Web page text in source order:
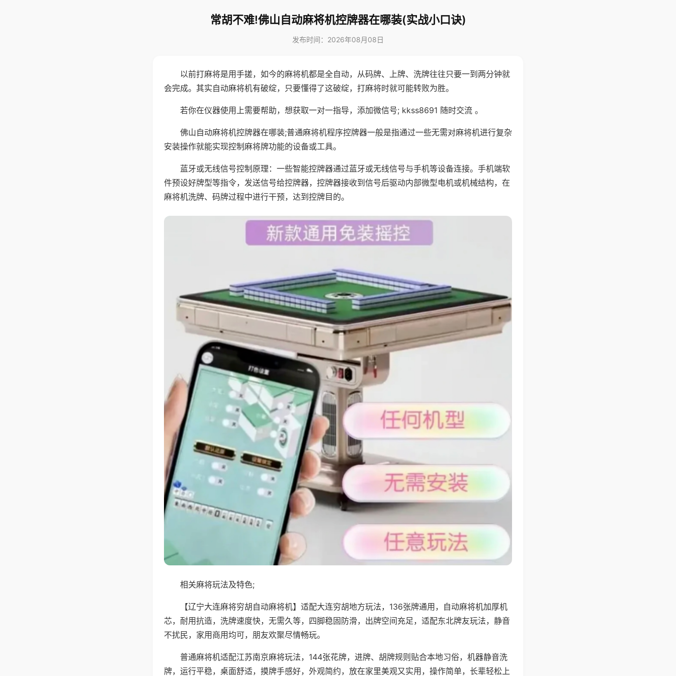
常胡不难!佛山自动麻将机控牌器在哪装(实战小口诀)
发布时间：2026年08月08日
以前打麻将是用手搓，如今的麻将机都是全自动，从码牌、上牌、洗牌往往只要一到两分钟就
会完成。其实自动麻将机有破绽，只要懂得了这破绽，打麻将时就可能转败为胜。
若你在仪器使用上需要帮助，想获取一对一指导，添加微信号; kkss8691 随时交流 。
佛山自动麻将机控牌器在哪装;普通麻将机程序控牌器一般是指通过一些无需对麻将机进行复杂
安装操作就能实现控制麻将牌功能的设备或工具。
蓝牙或无线信号控制原理：一些智能控牌器通过蓝牙或无线信号与手机等设备连接。手机端软
件预设好牌型等指令，发送信号给控牌器，控牌器接收到信号后驱动内部微型电机或机械结构，在
麻将机洗牌、码牌过程中进行干预，达到控牌目的。
相关麻将玩法及特色;
【辽宁大连麻将穷胡自动麻将机】适配大连穷胡地方玩法，136张牌通用，自动麻将机加厚机
芯，耐用抗造，洗牌速度快，无需久等，四脚稳固防滑，出牌空间充足，适配东北牌友玩法，静音
不扰民，家用商用均可，朋友欢聚尽情畅玩。
普通麻将机适配江苏南京麻将玩法，144张花牌，进牌、胡牌规则贴合本地习俗，机器静音洗
牌，运行平稳，桌面舒适，摸牌手感好，外观简约，放在家里美观又实用，操作简单，长辈轻松上